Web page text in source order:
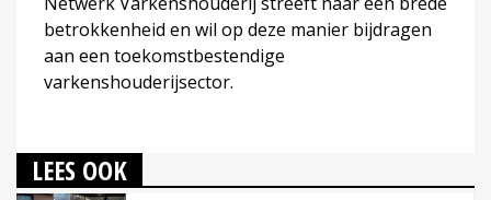
betrokkenheid en wil op deze manier bijdragen
aan een toekomstbestendige
varkenshouderijsector.
LEES OOK